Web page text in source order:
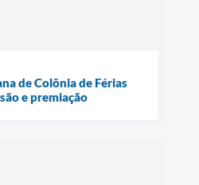
de Colônia de Férias
e premiação